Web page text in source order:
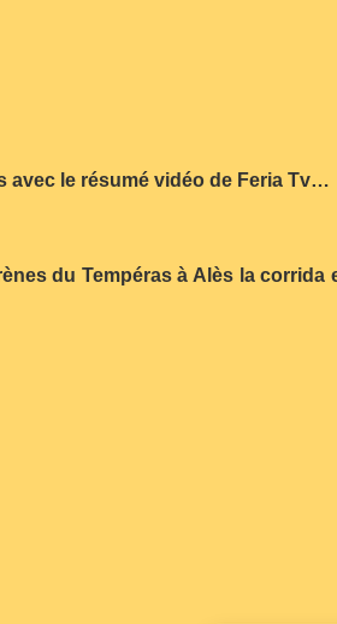
avec le résumé vidéo de Feria Tv…
du Tempéras à Alès la corrida